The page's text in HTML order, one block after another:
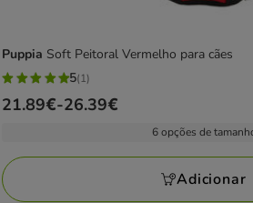
Puppia Soft Peitoral Vermelho para cães
5
estrelas
avaliações
5(1)
Preço
a
26.39€
21.89€-26.39€
6 opções de
Adicionar